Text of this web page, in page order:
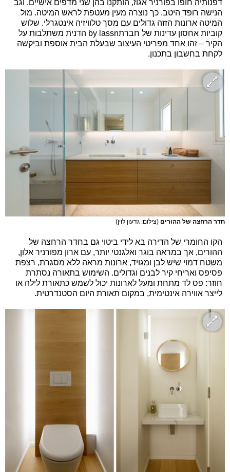
דפנותיה חופו בפורניר אגוז, הותקנו בהן שני מדפים אישיים, וגב
הנישה רופד היטב. כך נוצרה מעין מעטפת לראש המיטה. מול
המיטה ארונות הזזה גדולים עם מסך טלוויזיה אינטגרלי. שלוש
קוביות אחסון עדינות של חברתby lassn הדנית משתלבות על
הקיר – זהו אחד מפריטי העיצוב שבעלת הבית אוספת וביקשה
לקחת בחשבון בתכנון.
חדר הרחצה של ההורים (צילום: גדעון לוין)
הקו החומרי של הדירה בא לידי ביטוי גם בחדר הרחצה של
ההורים, אך במראה בוגר ואלגנטי יותר, עם ארון מפורניר אלון,
משטח דמוי שיש לבן ומגויד, ארונות מראה ללא מסגרת, רצפת
פסיפס ואריחי קיר לבנים וגדולים. השימוש בתאורה נסתרת
חוזר: פס לד מתחת ומעל לארונות יכול לשמש כתאורת לילה או
לייצר אווירה אינטימית, במקום תאורת היום הסטנדרטית.